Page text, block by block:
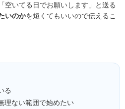
空いてる日でお願いします」と送る
いのかを短くてもいいので伝えるこ
る
理ない範囲で始めたい